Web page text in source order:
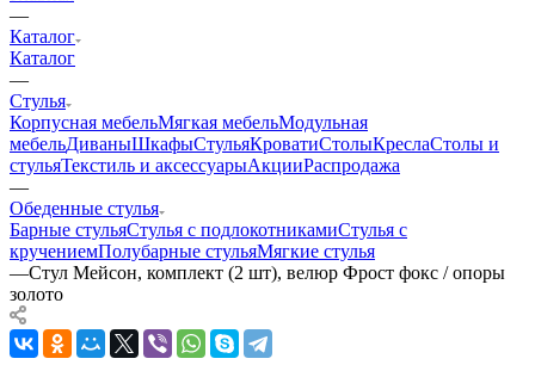
—
Каталог
Каталог
—
Стулья
Корпусная мебельМягкая мебельМодульная
мебельДиваныШкафыСтульяКроватиСтолыКреслаСтолы и
стульяТекстиль и аксессуарыАкцииРаспродажа
—
Обеденные стулья
Барные стульяСтулья с подлокотникамиСтулья с
кручениемПолубарные стульяМягкие стулья
—Стул Мейсон, комплект (2 шт), велюр Фрост фокс / опоры
золото